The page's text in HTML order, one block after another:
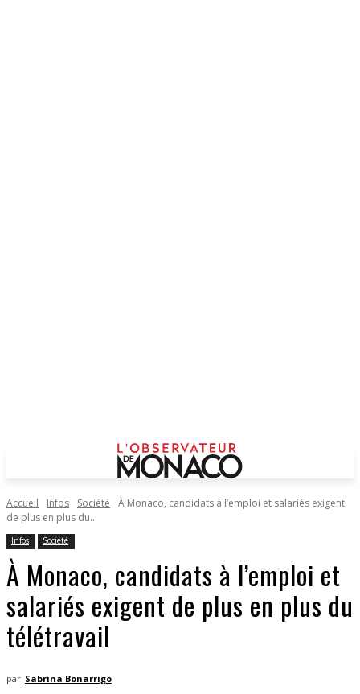
Accueil Infos Société
À Monaco, candidats à l’emploi et salariés exigent
de plus en plus du...
Infos Société
À Monaco, candidats à l’emploi et
salariés exigent de plus en plus du
télétravail
par Sabrina Bonarrigo